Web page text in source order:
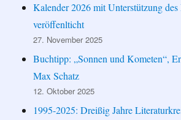
Kalender 2026 mit Unterstützung
veröffenlticht
27. November 2025
Buchtipp: „Sonnen und Kometen“,
Max Schatz
12. Oktober 2025
1995-2025: Dreißig Jahre